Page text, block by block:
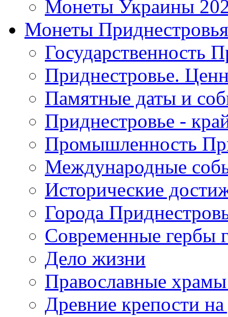
Монеты Украины
Монеты Приднестровья
Государственность
Приднестровье.
Памятные даты и
Приднестровье -
Промышленность
Международные
Исторические
Города
Современные гербы
Дело жизни
Православные
Древние крепости